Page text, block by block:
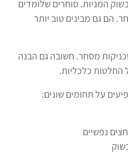
המניות. סוחרים שלומדים
הם גם מבינים טוב יותר
מסחר. חשובה גם הבנה
החלטות כלכליות.
על תחומים שונים:
נפשיים